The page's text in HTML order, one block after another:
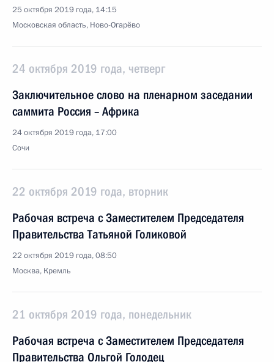
25 октября 2019 года, 14:15
Московская область, Ново-Огарёво
24 октября 2019 года, четверг
Заключительное слово на пленарном заседании
саммита Россия – Африка
24 октября 2019 года, 17:00
Сочи
22 октября 2019 года, вторник
Рабочая встреча с Заместителем Председателя
Правительства Татьяной Голиковой
22 октября 2019 года, 08:50
Москва, Кремль
21 октября 2019 года, понедельник
Рабочая встреча с Заместителем Председателя
Правительства Ольгой Голодец